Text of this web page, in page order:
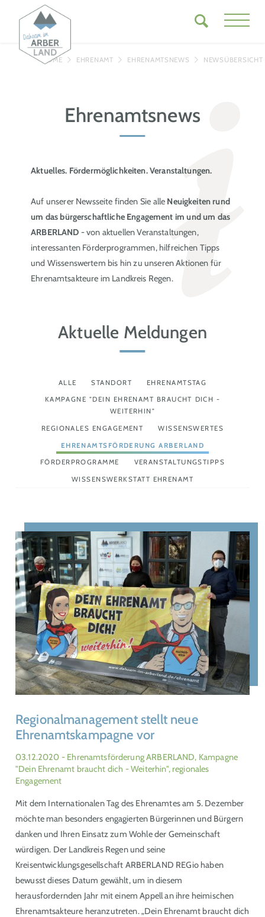
HOME EHRENAMT EHRENAMTSNEWS NEWSÜBERSICHT
Ehrenamtsnews
Aktuelles. Fördermöglichkeiten. Veranstaltungen.
Auf unserer Newsseite finden Sie alle Neuigkeiten rund
um das bürgerschaftliche Engagement im und um das
ARBERLAND - von aktuellen Veranstaltungen,
interessanten Förderprogrammen, hilfreichen Tipps
und Wissenswertem bis hin zu unseren Aktionen für
Ehrenamtsakteure im Landkreis Regen.
Aktuelle Meldungen
ALLE STANDORT EHRENAMTSTAG
KAMPAGNE "DEIN EHRENAMT BRAUCHT DICH -
WEITERHIN"
REGIONALES ENGAGEMENT WISSENSWERTES
EHRENAMTSFÖRDERUNG ARBERLAND
FÖRDERPROGRAMME VERANSTALTUNGSTIPPS
WISSENSWERKSTATT EHRENAMT
Regionalmanagement stellt neue
Ehrenamtskampagne vor
03.12.2020 - Ehrenamtsförderung ARBERLAND, Kampagne
"Dein Ehrenamt braucht dich - Weiterhin", regionales
Engagement
Mit dem Internationalen Tag des Ehrenamtes am 5. Dezember
möchte man besonders engagierten Bürgerinnen und Bürgern
danken und Ihren Einsatz zum Wohle der Gemeinschaft
würdigen. Der Landkreis Regen und seine
Kreisentwicklungsgesellschaft ARBERLAND REGio haben
bewusst dieses Datum gewählt, um in diesem
herausfordernden Jahr mit einem Appell an ihre heimischen
Ehrenamtsakteure heranzutreten. „Dein Ehrenamt braucht dich